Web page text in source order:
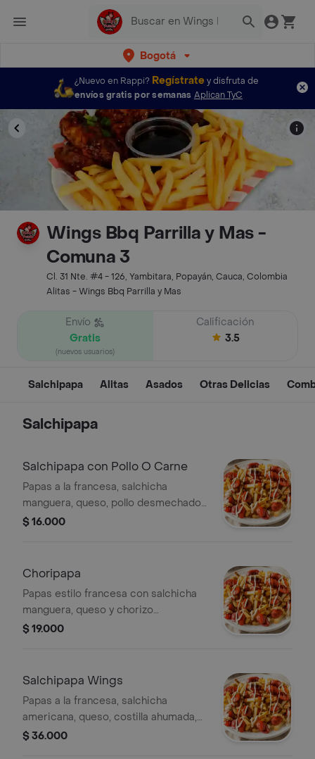
Bogotá
¿Nuevo en Rappi? Regístratey disfruta de
envíos gratis por semanas Aplican TyC
Wings Bbq Parrilla y Mas -
Comuna 3
Cl. 31 Nte. #4 - 126, Yambitara, Popayán, Cauca, Colombia
Alitas - Wings Bbq Parrilla y Mas
Envío
Gratis
(nuevos usuarios)
Calificación
3.5
Salchipapa Alitas Asados Otras Delicias
Salchipapa
Salchipapa con Pollo O Carne
Papas a la francesa, salchicha
manguera, queso, pollo desmechado
o carne a elegir.
$ 16.000
Choripapa
Papas estilo francesa con salchicha
manguera, queso y chorizo
santarrosano.
$ 19.000
Salchipapa Wings
Papas a la francesa, salchicha
americana, queso, costilla ahumada,
chicharrón carnudo, chorizo, pollo
$ 36.000